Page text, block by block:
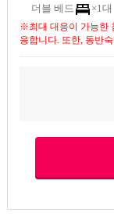
더블 베드
×1대
※최대 대응이 가능한
응합니다. 또한, 동반